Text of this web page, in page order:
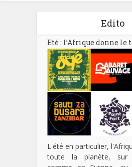
Edito
Eté : l’Afrique donne le
L'été en particulier,
toute la planète, sur